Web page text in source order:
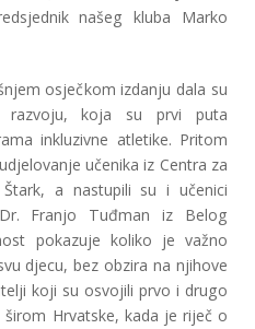
našeg kluba Marko
osječkom izdanju dala su
razvoju, koja su prvi puta
inkluzivne atletike. Pritom
učenika iz Centra za
a nastupili su i učenici
Franjo Tuđman iz Belog
pokazuje koliko je važno
djecu, bez obzira na njihove
koji su osvojili prvo i drugo
Hrvatske, kada je riječ o